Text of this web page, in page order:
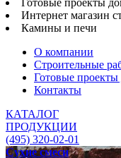
Готовые проекты
Интернет магазин
Камины и печи
О компании
Строительные
Готовые проекты
Контакты
КАТАЛОГ
ПРОДУКЦИИ
(495) 320-02-01
Сухие смеси